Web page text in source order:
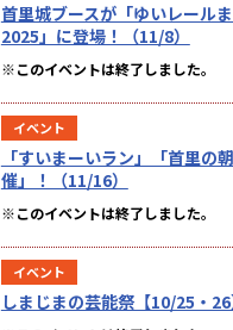
首里城ブースが「ゆいレール
2025」に登場！（11/8）
※このイベントは終了しました。
イベント
「すいまーいラン」「首里の
催」！（11/16）
※このイベントは終了しました。
イベント
しまじまの芸能祭【10/25・26